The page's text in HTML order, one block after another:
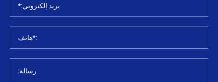
بريد إلكتروني:*
:*هاتف
رسالة: